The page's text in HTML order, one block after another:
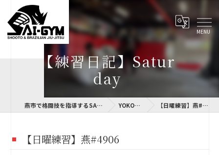
【練習日記】Satur
day
燕市で格闘技を指導するSAI-GYM YOKOLOG 【日曜練習】燕#4906
【日曜練習】燕#4906